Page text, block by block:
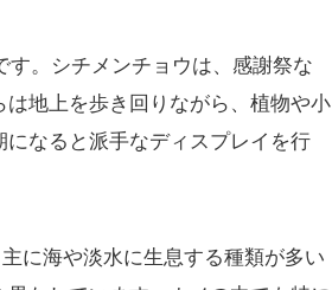
す。シチメンチョウは、感謝祭な
地上を歩き回りながら、植物や小
なると派手なディスプレイを行
に海や淡水に生息する種類が多い